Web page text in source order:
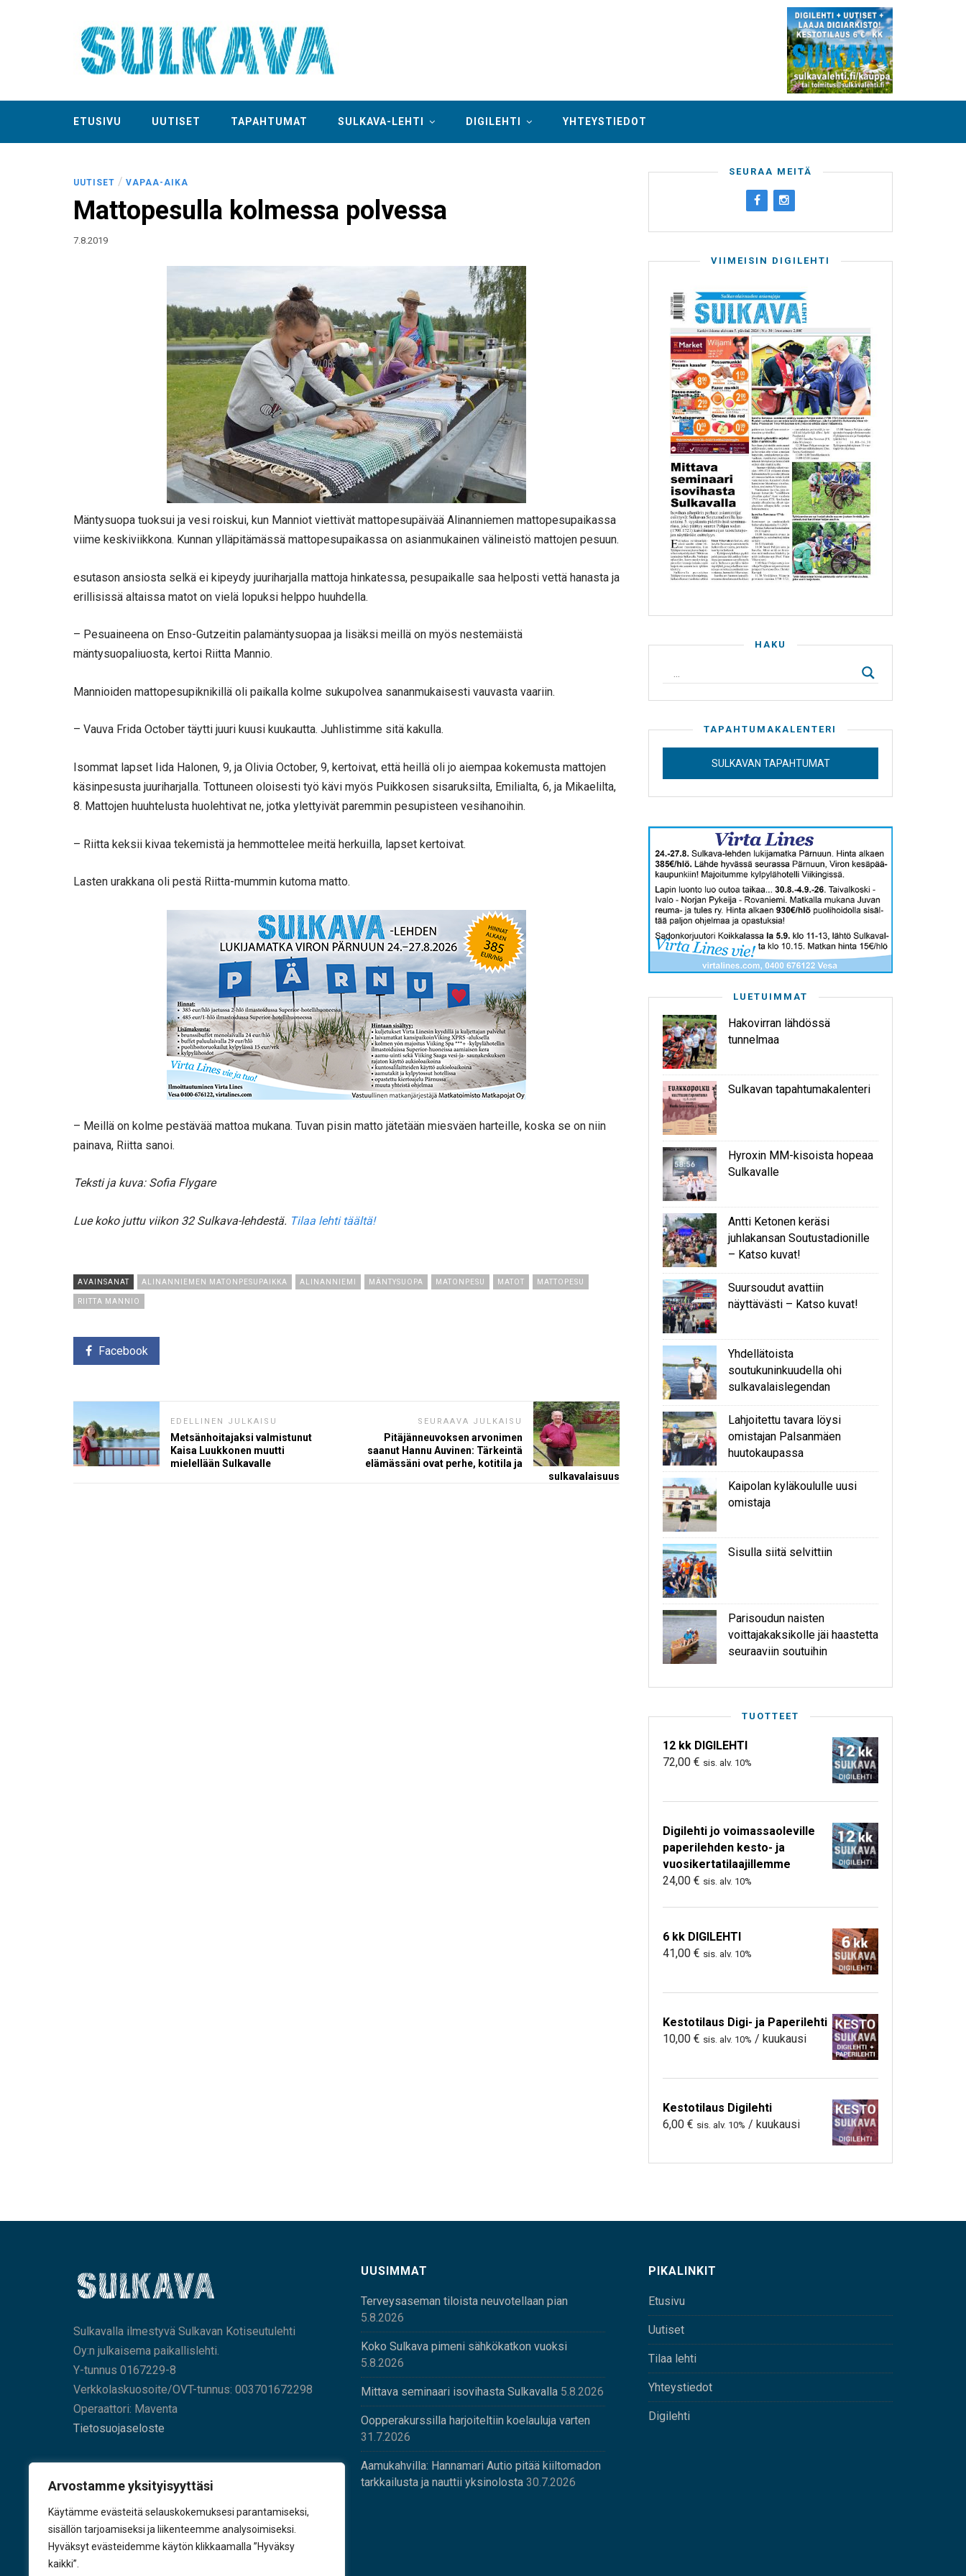
Arvostamme yksityisyyttäsi
Käytämme evästeitä selauskokemuksesi parantamiseksi,
sisällön tarjoamiseksi ja liikenteemme analysoimiseksi.
Hyväksyt evästeidemme käytön klikkaamalla ”Hyväksy
kaikki”.
ETUSIVU UUTISET TAPAHTUMAT SULKAVA-LEHTI DIGILEHTI YHTEYSTIEDOT
UUTISET / VAPAA-AIKA
Mattopesulla kolmessa polvessa
7.8.2019
Mäntysuopa tuoksui ja vesi roiskui, kun Manniot viettivät mattopesupäivää Alinanniemen mattopesupaikassa
viime keskiviikkona. Kunnan ylläpitämässä mattopesupaikassa on asianmukainen välineistö mattojen pesuun.
esutason ansiosta selkä ei kipeydy juuriharjalla mattoja hinkatessa, pesupaikalle saa helposti vettä hanasta ja
erillisissä altaissa matot on vielä lopuksi helppo huuhdella.
– Pesuaineena on Enso-Gutzeitin palamäntysuopaa ja lisäksi meillä on myös nestemäistä
mäntysuopaliuosta, kertoi Riitta Mannio.
Mannioiden mattopesupiknikillä oli paikalla kolme sukupolvea sananmukaisesti vauvasta vaariin.
– Vauva Frida October täytti juuri kuusi kuukautta. Juhlistimme sitä kakulla.
Isommat lapset Iida Halonen, 9, ja Olivia October, 9, kertoivat, että heillä oli jo aiempaa kokemusta mattojen
käsinpesusta juuriharjalla. Tottuneen oloisesti työ kävi myös Puikkosen sisaruksilta, Emilialta, 6, ja Mikaelilta,
8. Mattojen huuhtelusta huolehtivat ne, jotka ylettyivät paremmin pesupisteen vesihanoihin.
– Riitta keksii kivaa tekemistä ja hemmottelee meitä herkuilla, lapset kertoivat.
Lasten urakkana oli pestä Riitta-mummin kutoma matto.
– Meillä on kolme pestävää mattoa mukana. Tuvan pisin matto jätetään miesväen harteille, koska se on niin
painava, Riitta sanoi.
Teksti ja kuva: Sofia Flygare
Lue koko juttu viikon 32 Sulkava-lehdestä. Tilaa lehti täältä!
AVAINSANAT ALINANNIEMEN MATONPESUPAIKKA ALINANNIEMI MÄNTYSUOPA MATONPESU MATOT MATTOPESU
RIITTA MANNIO
Facebook
EDELLINEN JULKAISU
Metsänhoitajaksi valmistunut
Kaisa Luukkonen muutti
mielellään Sulkavalle
SEURAAVA JULKAISU
Pitäjänneuvoksen arvonimen
saanut Hannu Auvinen: Tärkeintä
elämässäni ovat perhe, kotitila ja
sulkavalaisuus
SEURAA MEITÄ
VIIMEISIN DIGILEHTI
HAKU
TAPAHTUMAKALENTERI
SULKAVAN TAPAHTUMAT
LUETUIMMAT
Hakovirran lähdössä
tunnelmaa
Sulkavan tapahtumakalenteri
Hyroxin MM-kisoista hopeaa
Sulkavalle
Antti Ketonen keräsi
juhlakansan Soutustadionille
– Katso kuvat!
Suursoudut avattiin
näyttävästi – Katso kuvat!
Yhdellätoista
soutukuninkuudella ohi
sulkavalaislegendan
Lahjoitettu tavara löysi
omistajan Palsanmäen
huutokaupassa
Kaipolan kyläkoululle uusi
omistaja
Sisulla siitä selvittiin
Parisoudun naisten
voittajakaksikolle jäi haastetta
seuraaviin soutuihin
TUOTTEET
12 kk DIGILEHTI
72,00 € sis. alv. 10%
Digilehti jo voimassaoleville
paperilehden kesto- ja
vuosikertatilaajillemme
24,00 € sis. alv. 10%
6 kk DIGILEHTI
41,00 € sis. alv. 10%
Kestotilaus Digi- ja Paperilehti
10,00 € sis. alv. 10% / kuukausi
Kestotilaus Digilehti
6,00 € sis. alv. 10% / kuukausi
Sulkavalla ilmestyvä Sulkavan Kotiseutulehti
Oy:n julkaisema paikallislehti.
Y-tunnus 0167229-8
Verkkolaskuosoite/OVT-tunnus: 003701672298
Operaattori: Maventa
Tietosuojaseloste
KÄY TYKKÄÄMÄSSÄ
UUSIMMAT
Terveysaseman tiloista neuvotellaan pian
5.8.2026
Koko Sulkava pimeni sähkökatkon vuoksi
5.8.2026
Mittava seminaari isovihasta Sulkavalla 5.8.2026
Oopperakurssilla harjoiteltiin koelauluja varten
31.7.2026
Aamukahvilla: Hannamari Autio pitää kiiltomadon
tarkkailusta ja nauttii yksinolosta 30.7.2026
PIKALINKIT
Etusivu
Uutiset
Tilaa lehti
Yhteystiedot
Digilehti